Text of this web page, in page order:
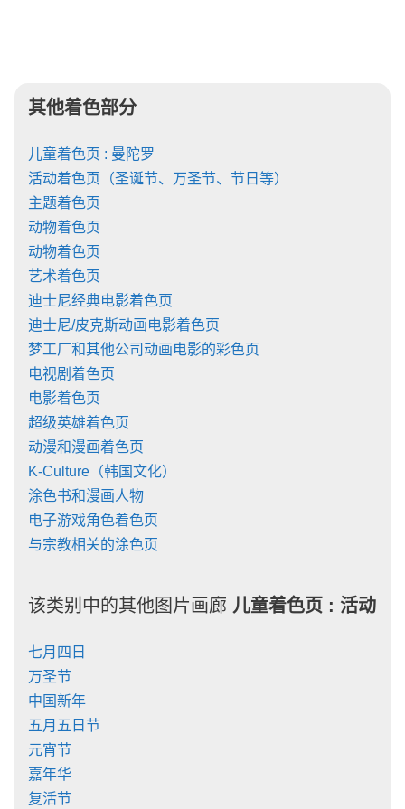
其他着色部分
儿童着色页 : 曼陀罗
活动着色页（圣诞节、万圣节、节日等）
主题着色页
动物着色页
动物着色页
艺术着色页
迪士尼经典电影着色页
迪士尼/皮克斯动画电影着色页
梦工厂和其他公司动画电影的彩色页
电视剧着色页
电影着色页
超级英雄着色页
动漫和漫画着色页
K-Culture（韩国文化）
涂色书和漫画人物
电子游戏角色着色页
与宗教相关的涂色页
该类别中的其他图片画廊 儿童着色页 : 活动
七月四日
万圣节
中国新年
五月五日节
元宵节
嘉年华
复活节